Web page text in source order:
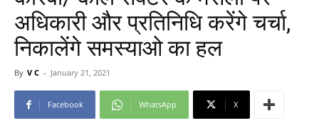
अधिकारी और प्रतिनिधि करेंगे चर्चा,
निकालेंगे समस्याओ का हल
By V C - January 21, 2021
Facebook WhatsApp X